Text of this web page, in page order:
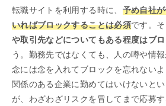
転職サイトを利用する時に、 予め自社
いればブロックすることは必須です。そ
や取引先などについてもある程度はブロ
う。勤務先ではなくても、人の噂や情報
念には念を入れてブロックを忘れないよ
関係のある企業に勤めてはいけないと
が、わざわざリスクを冒してまで応募